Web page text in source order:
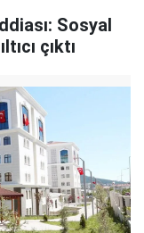
Sosyal
çıktı